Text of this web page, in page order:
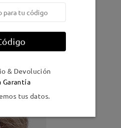
& Devolución
Garantía
tus datos.